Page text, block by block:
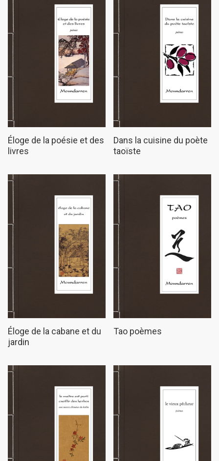
Éloge de la poésie et des
livres
Dans la cuisine du poète
taoïste
Éloge de la cabane et du
jardin
Tao poèmes